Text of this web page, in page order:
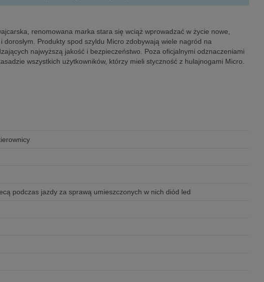
renomowana marka stara się wciąż wprowadzać w życie nowe,
Produkty spod szyldu Micro zdobywają wiele nagród na
najwyższą jakość i bezpieczeństwo. Poza oficjalnymi odznaczeniami
wszystkich użytkowników, którzy mieli styczność z hulajnogami Micro.
podczas jazdy za sprawą umieszczonych w nich diód led